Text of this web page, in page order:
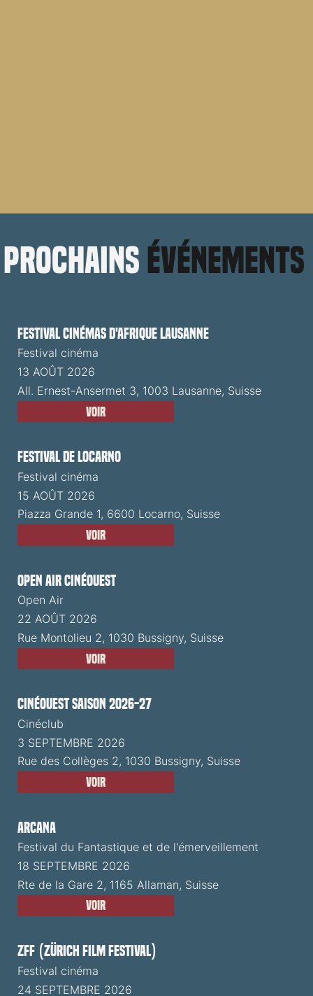
prochains événements
Festival cinémas d'Afrique Lausanne
Festival cinéma
13 AOÛT 2026
All. Ernest-Ansermet 3, 1003 Lausanne, Suisse
Voir
Festival de Locarno
Festival cinéma
15 AOÛT 2026
Piazza Grande 1, 6600 Locarno, Suisse
Voir
Open Air CinéOuest
Open Air
22 AOÛT 2026
Rue Montolieu 2, 1030 Bussigny, Suisse
Voir
CinéOuest Saison 2026-27
Cinéclub
3 SEPTEMBRE 2026
Rue des Collèges 2, 1030 Bussigny, Suisse
Voir
ARCANA
Festival du Fantastique et de l'émerveillement
18 SEPTEMBRE 2026
Rte de la Gare 2, 1165 Allaman, Suisse
Voir
ZFF (Zürich Film Festival)
Festival cinéma
24 SEPTEMBRE 2026